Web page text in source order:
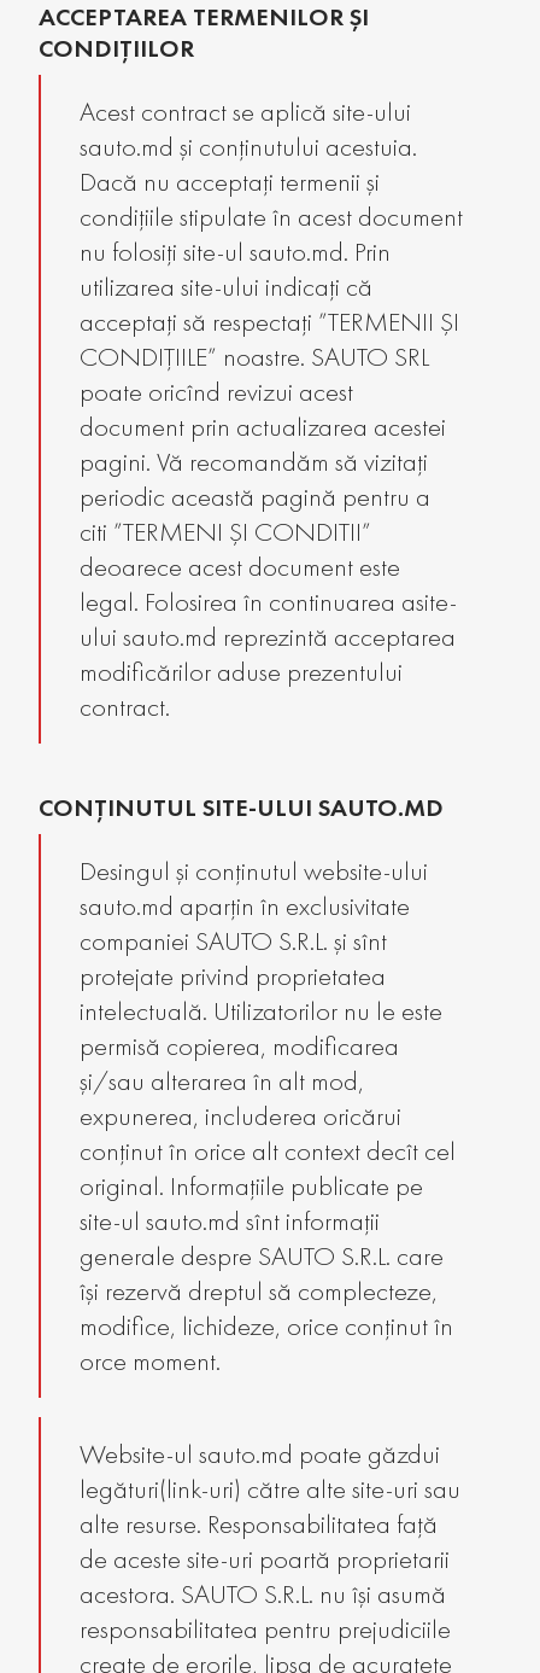
ACCEPTAREA TERMENILOR ȘI
CONDIȚIILOR
Acest contract se aplică site-ului
sauto.md și conținutului acestuia.
Dacă nu acceptați termenii și
condițiile stipulate în acest document
nu folosiți site-ul sauto.md. Prin
utilizarea site-ului indicați că
acceptați să respectați ”TERMENII ȘI
CONDIȚIILE” noastre. SAUTO SRL
poate oricînd revizui acest
document prin actualizarea acestei
pagini. Vă recomandăm să vizitați
periodic această pagină pentru a
citi ”TERMENI ȘI CONDITII”
deoarece acest document este
legal. Folosirea în continuarea asite-
ului sauto.md reprezintă acceptarea
modificărilor aduse prezentului
contract.
CONȚINUTUL SITE-ULUI SAUTO.MD
Desingul și conținutul website-ului
sauto.md aparțin în exclusivitate
companiei SAUTO S.R.L. și sînt
protejate privind proprietatea
intelectuală. Utilizatorilor nu le este
permisă copierea, modificarea
și/sau alterarea în alt mod,
expunerea, includerea oricărui
conținut în orice alt context decît cel
original. Informațiile publicate pe
site-ul sauto.md sînt informații
generale despre SAUTO S.R.L. care
își rezervă dreptul să complecteze,
modifice, lichideze, orice conținut în
orce moment.
Website-ul sauto.md poate găzdui
legături(link-uri) către alte site-uri sau
alte resurse. Responsabilitatea față
de aceste site-uri poartă proprietarii
acestora. SAUTO S.R.L. nu își asumă
responsabilitatea pentru prejudiciile
create de erorile, lipsa de acuratețe